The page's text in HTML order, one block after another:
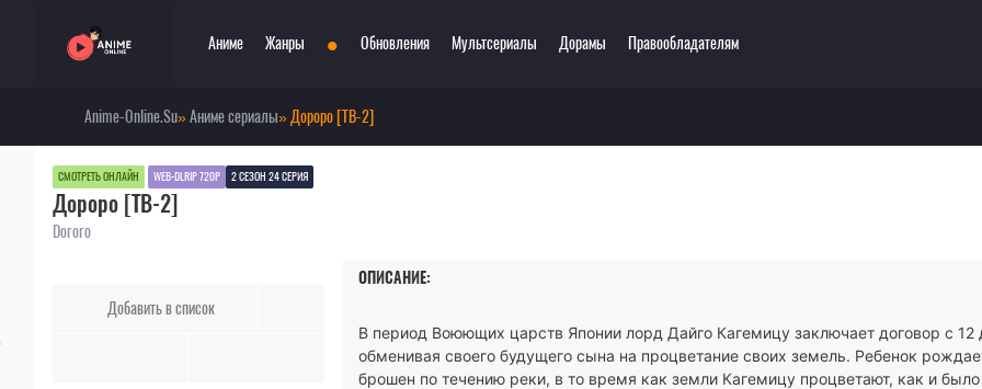
Аниме
Сериалы
Фильмы
Жанры
Боевые искусства
Война
Приключения
Школа
Игры
Этти
Экшен
Сверхъестественное
• Обновления Мультсериалы
Смотреть онлайн
Дорамы Правообладателям
Anime-Online.Su»Аниме сериалы» Дороро [ТВ-2]
СМОТРЕТЬ ОНЛАЙН WEB-DLRIP 720P 2 СЕЗОН 24 СЕРИЯ
Дороро [ТВ-2]
Dororo
Добавить в список
ОПИСАНИЕ:
В период Воюющих царств Японии лорд Дайго Кагемицу заключает договор с
обменивая своего будущего сына на процветание своих земель. Ребенок
брошен по течению реки, в то время как земли Кагемицу процветают, как и